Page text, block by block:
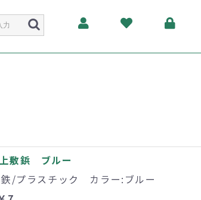
敷鋲 ブルー
/プラスチック カラー:ブルー